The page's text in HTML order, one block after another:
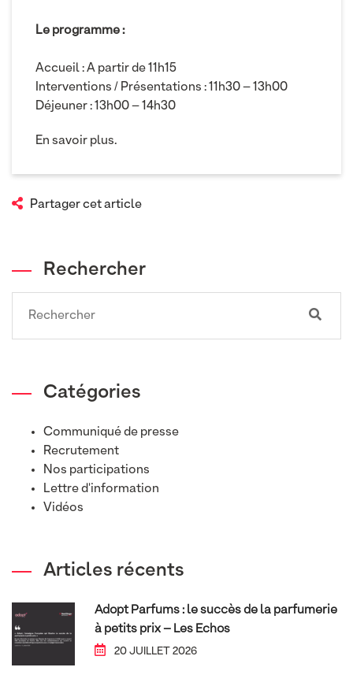
Le programme :
Accueil : A partir de 11h15
Interventions / Présentations : 11h30 – 13h00
Déjeuner : 13h00 – 14h30
En savoir plus.
Partager cet article
Rechercher
Catégories
Communiqué de presse
Recrutement
Nos participations
Lettre d'information
Vidéos
Articles récents
Adopt Parfums : le succès de la parfumerie
à petits prix – Les Echos
20 JUILLET 2026